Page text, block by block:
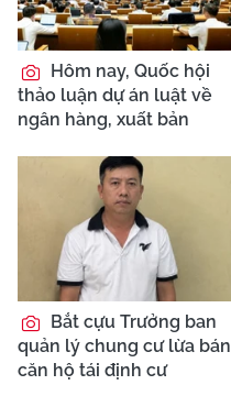
Hôm nay, Quốc hội
thảo luận dự án luật về
ngân hàng, xuất bản
Bắt cựu Trưởng ban
quản lý chung cư lừa bán
căn hộ tái định cư